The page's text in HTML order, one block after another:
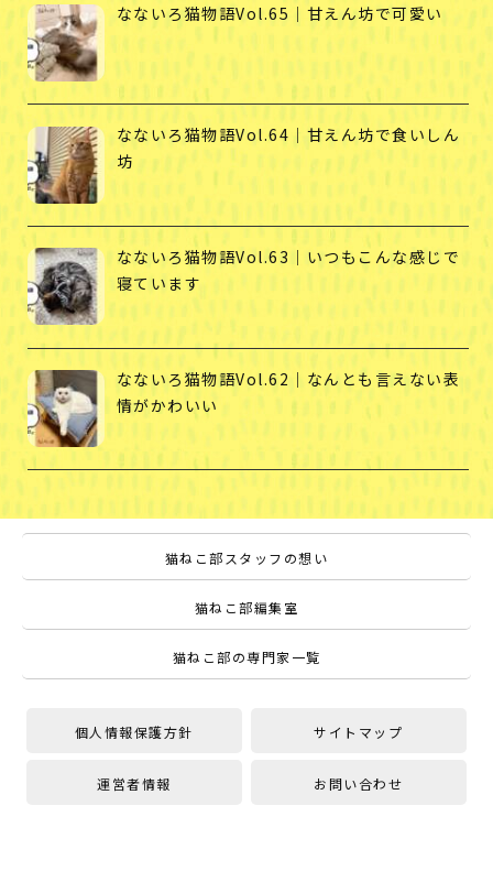
なないろ猫物語Vol.65｜甘えん坊で可愛い
なないろ猫物語Vol.64｜甘えん坊で食いしん
坊
なないろ猫物語Vol.63｜いつもこんな感じで
寝ています
なないろ猫物語Vol.62｜なんとも言えない表
情がかわいい
猫ねこ部スタッフの想い
猫ねこ部編集室
猫ねこ部の専門家一覧
個人情報保護方針 サイトマップ
運営者情報 お問い合わせ